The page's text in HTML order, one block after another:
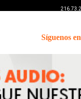
Síguenos en